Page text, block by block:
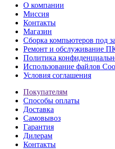
О компании
Миссия
Контакты
Магазин
Сборка компьютеров под
Ремонт и обслуживание
Политика
Использование файлов
Условия соглашения
Покупателям
Способы оплаты
Доставка
Самовывоз
Гарантия
Дилерам
Контакты